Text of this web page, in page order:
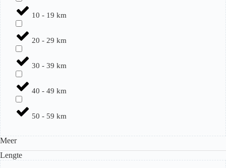
10 - 19 km
20 - 29 km
30 - 39 km
40 - 49 km
50 - 59 km
Meer
Lengte